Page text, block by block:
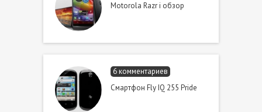
Motorola Razr i обзор
6 комментариев
Смартфон Fly IQ 255 Pride